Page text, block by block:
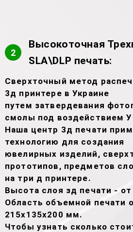
2
Высокоточная
SLA\DLP печать:
Сверхточный метод
3д принтере в Украине
путем затвердевания
смолы под воздействием
Наша центр 3д печати
технологию для создания
ювелирных изделий,
прототипов, предметов
на три д принтере.
Высота слоя зд печати -
Область объемной печати
215х135х200 мм.
Чтобы узнать сколько